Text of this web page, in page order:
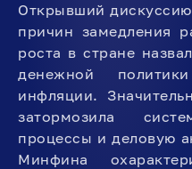
Открывший дискуссию
причин замедления
роста в стране
денежной
инфляции.
затормозила
процессы и деловую
Минфина